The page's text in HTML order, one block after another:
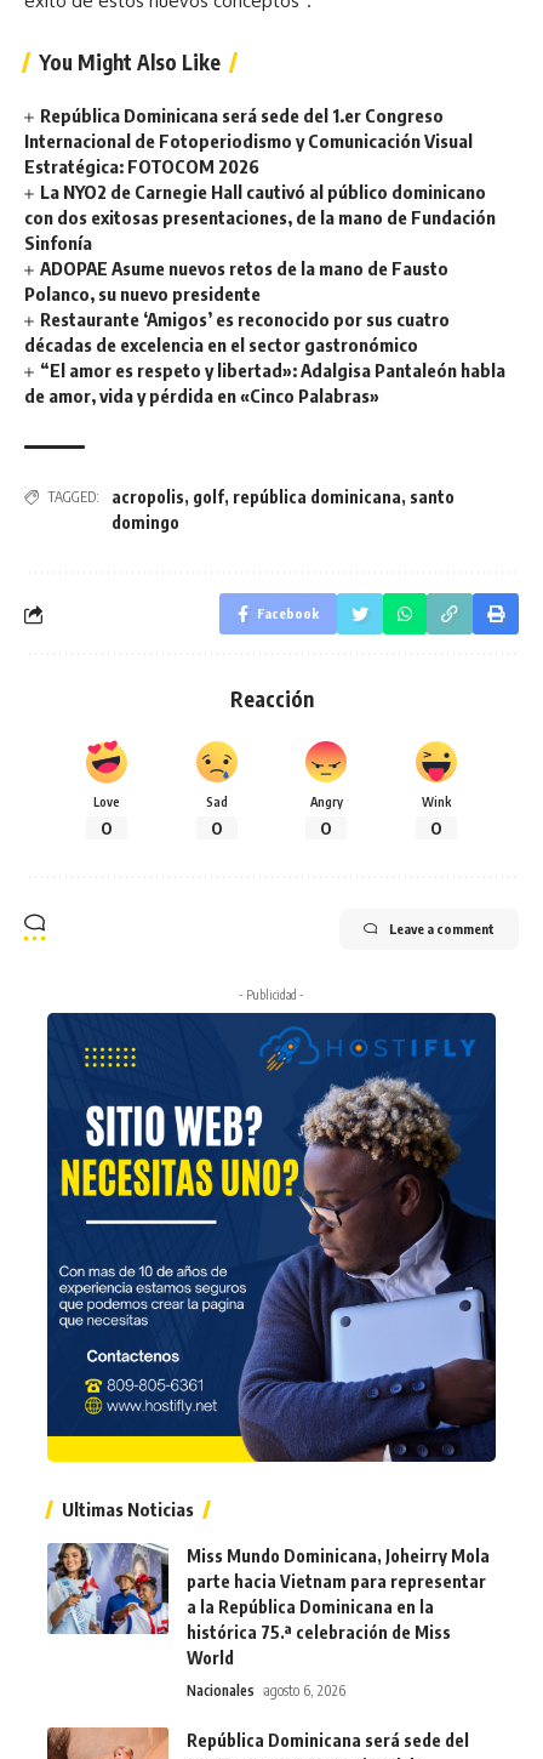
You Might Also Like
República Dominicana será sede del 1.er Congreso
Internacional de Fotoperiodismo y Comunicación Visual
Estratégica: FOTOCOM 2026
La NYO2 de Carnegie Hall cautivó al público dominicano
con dos exitosas presentaciones, de la mano de Fundación
Sinfonía
ADOPAE Asume nuevos retos de la mano de Fausto
Polanco, su nuevo presidente
Restaurante ‘Amigos’ es reconocido por sus cuatro
décadas de excelencia en el sector gastronómico
“El amor es respeto y libertad»: Adalgisa Pantaleón habla
de amor, vida y pérdida en «Cinco Palabras»
TAGGED: acropolis, golf, república dominicana, santo
domingo
Facebook
Reacción
Love
0
Sad
0
Angry
0
Wink
0
Leave a comment
- Publicidad -
Ultimas Noticias
Miss Mundo Dominicana, Joheirry Mola
parte hacia Vietnam para representar
a la República Dominicana en la
histórica 75.ª celebración de Miss
World
Nacionales agosto 6, 2026
República Dominicana será sede del